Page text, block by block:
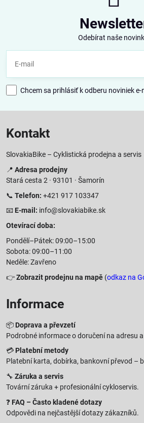
Odebírat naše
Chcem sa prihlásiť k odberu noviniek
Kontakt
SlovakiaBike – Cyklistická prodejna a servis
📍 Adresa prodejny
Stará cesta 2 · 93101 · Šamorín
📞 Telefon: +421 917 103347
📧 E-mail: info@slovakiabike.sk
Otevírací doba:
Pondělí–Pátek: 09:00–15:00
Sobota: 09:00–11:00
Neděle: Zavřeno
👉Zobrazit prodejnu na mapě (odkaz na
Informace
📦 Doprava a převzetí
Podrobné informace o doručení na adresu
💳 Platební metody
Platební karta, dobírka, bankovní převod –
🔧 Záruka a servis
Tovární záruka + profesionální cykloservis.
❓ FAQ – Často kladené dotazy
Odpovědi na nejčastější dotazy zákazníků.